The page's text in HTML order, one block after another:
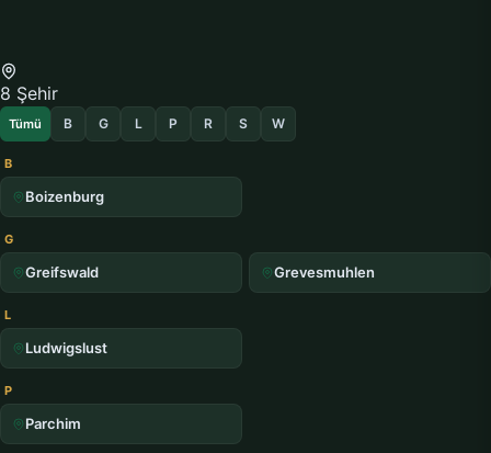
8 Şehir
Tümü B G L P R S W
B
Boizenburg
G
Greifswald Grevesmuhlen
L
Ludwigslust
P
Parchim